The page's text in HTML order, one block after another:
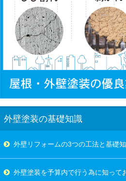
外壁塗装の基礎知識
外壁リフォームの3つの工法と基礎
外壁塗装を予算内で行う為に知って